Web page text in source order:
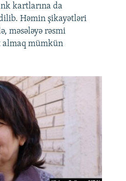
kartlarına da
Həmin şikayətləri
məsələyə rəsmi
mümkün